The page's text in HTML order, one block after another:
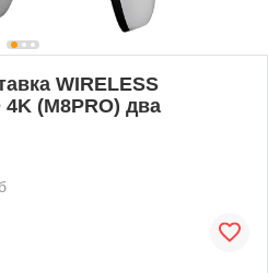
WIRELESS
4K (M8PRO) два